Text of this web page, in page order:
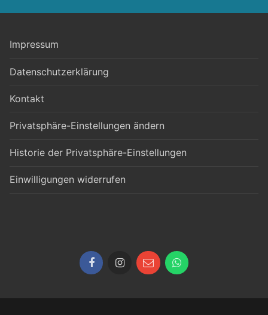
Impressum
Datenschutzerklärung
Kontakt
Privatsphäre-Einstellungen ändern
Historie der Privatsphäre-Einstellungen
Einwilligungen widerrufen